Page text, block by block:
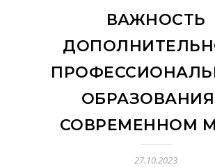
ВАЖНОСТЬ
СОВРЕМЕННОМ
27.10.2023